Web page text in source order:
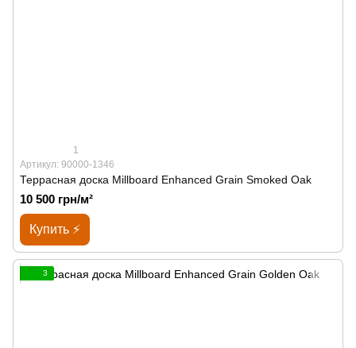
1
Артикул: 90000-1346
Террасная доска Millboard Enhanced Grain Smoked Oak
10 500 грн/м²
Купить ⚡
3